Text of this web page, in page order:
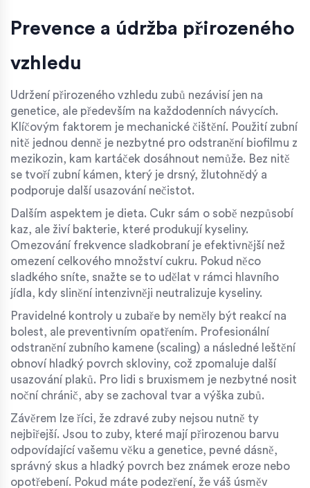
Prevence a údržba přirozeného
vzhledu
Udržení přirozeného vzhledu zubů nezávisí jen na
genetice, ale především na každodenních návycích.
Klíčovým faktorem je mechanické čištění. Použití zubní
nitě jednou denně je nezbytné pro odstranění biofilmu z
mezikozin, kam kartáček dosáhnout nemůže. Bez nitě
se tvoří zubní kámen, který je drsný, žlutohnědý a
podporuje další usazování nečistot.
Dalším aspektem je dieta. Cukr sám o sobě nezpůsobí
kaz, ale živí bakterie, které produkují kyseliny.
Omezování frekvence sladkobraní je efektivnější než
omezení celkového množství cukru. Pokud něco
sladkého sníte, snažte se to udělat v rámci hlavního
jídla, kdy slinění intenzivněji neutralizuje kyseliny.
Pravidelné kontroly u zubaře by neměly být reakcí na
bolest, ale preventivním opatřením. Profesionální
odstranění zubního kamene (scaling) a následné leštění
obnoví hladký povrch skloviny, což zpomaluje další
usazování plaků. Pro lidi s bruxismem je nezbytné nosit
noční chránič, aby se zachoval tvar a výška zubů.
Závěrem lze říci, že zdravé zuby nejsou nutně ty
nejbiřejší. Jsou to zuby, které mají přirozenou barvu
odpovídající vašemu věku a genetice, pevné dásně,
správný skus a hladký povrch bez známek eroze nebo
opotřebení. Pokud máte podezření, že váš úsměv